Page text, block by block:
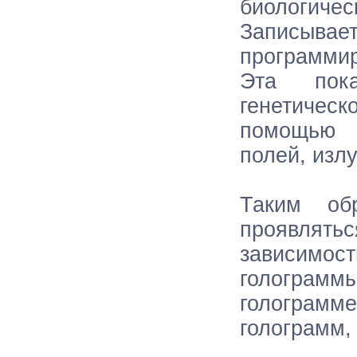
Эта
помощью
полей,
Таким